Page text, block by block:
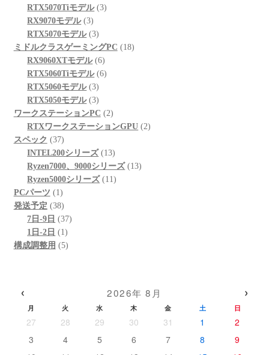
商
の
品
個
品
RTX5070Tiモデル 33
商
品
RX9070モデル 33
個
の
商
品
RTX5070モデル 33
個
の
商
品
ミドルクラスゲーミングPC 1818
RX9060XTモデル 66
個
品
RTX5060Tiモデル 66
商
品
RTX5060モデル 33
個
の
商
RTX5050モデル 33
個
の
品
ワークステーションPC 22
個
商
品
RTXワークステーションGPU 22
スペック 3737
個
の
商
品
INTEL200シリーズ 1313
個
の
Ryzen7000、9000シリーズ 1313
Ryzen5000シリーズ 1111
PCパーツ 11
個
の
商
品
発送予定 3838
個
の
商
7日-9日 3737
1日-2日 11
個
構成調整用 55
‹ 2026年 8月 ›
月 火 水 木 金 土 日
27 28 29 30 31 1
2
3
4 5 6 7 8
9